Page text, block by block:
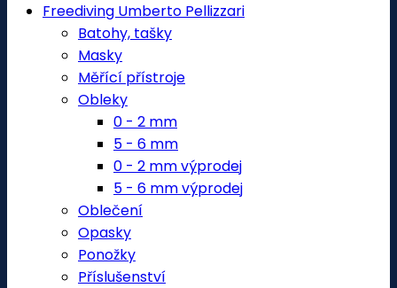
Freediving Umberto Pellizzari
Batohy, tašky
Masky
Měřící přístroje
Obleky
0 - 2 mm
5 - 6 mm
0 - 2 mm výprodej
5 - 6 mm výprodej
Oblečení
Opasky
Ponožky
Příslušenství